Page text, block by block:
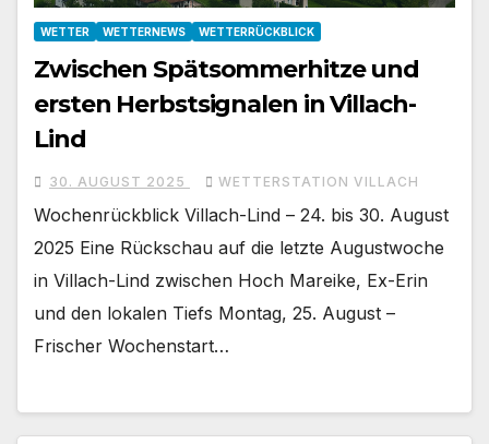
WETTER WETTERNEWS WETTERRÜCKBLICK
Zwischen Spätsommerhitze und
ersten Herbstsignalen in Villach-
Lind
30. AUGUST 2025 WETTERSTATION VILLACH
Wochenrückblick Villach-Lind – 24. bis 30. August
2025 Eine Rückschau auf die letzte Augustwoche
in Villach-Lind zwischen Hoch Mareike, Ex-Erin
und den lokalen Tiefs Montag, 25. August –
Frischer Wochenstart…